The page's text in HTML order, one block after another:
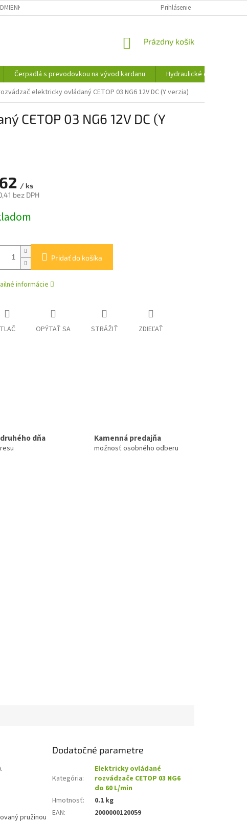
OCHRANY OSOBNÝCH ÚDAJOV INFORMÁCIE O SÚBOROCH COOKIES
Prihlásenie
NÁKUPNÝ
Prázdny košík
Čerpadlá s prevodovkou na vývod kardanu
Hydraulické čerpadlá
elektricky ovládaný CETOP 03 NG6 12V DC (Y verzia)
CETOP 03 NG6 12V DC (Y
/ ks
bez DPH
Pridať do košíka
informácie
TLAČ OPÝTAŤ SA STRÁŽIŤ ZDIEĽAŤ
dňa Kamenná predajňa
možnosť osobného odberu
pružinou
Dodatočné parametre
Kategória:
Elektricky ovládané
rozvádzače CETOP 03 NG6
do 60 L/min
Hmotnosť:
0.1 kg
EAN: 2000000120059